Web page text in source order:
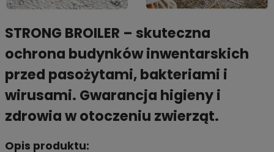
STRONG BROILER – skuteczna
ochrona budynków inwentarskich
przed pasożytami, bakteriami i
wirusami. Gwarancja higieny i
zdrowia w otoczeniu zwierząt.
Opis produktu: